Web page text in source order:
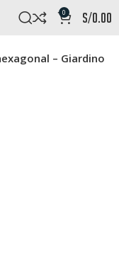
0 s/0.00
– Giardino